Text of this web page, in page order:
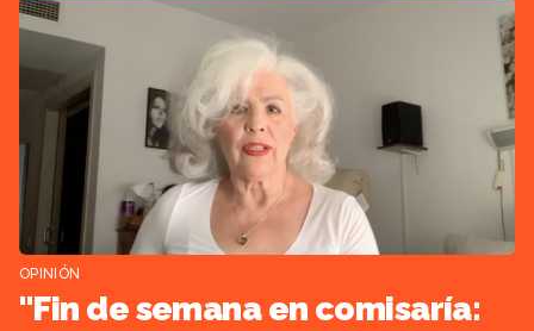
OPINIÓN
"Fin de semana en comisaría: